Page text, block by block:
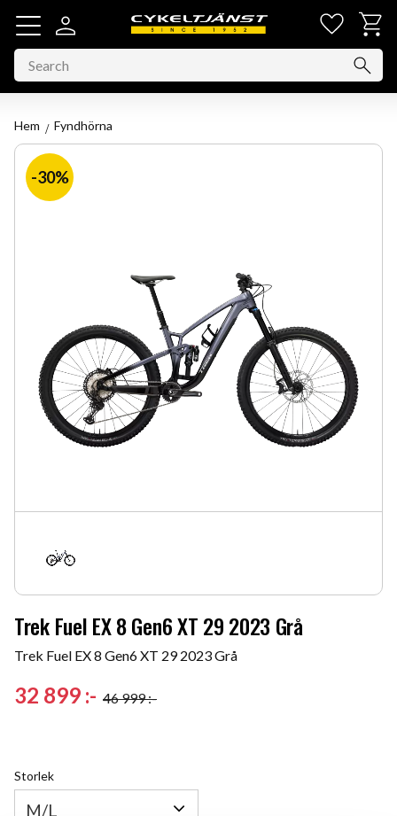
Menu
Basket
Hem Fyndhörna
30%
Trek Fuel EX 8 Gen6 XT 29 2023 Grå
Trek Fuel EX 8 Gen6 XT 29 2023 Grå
Reduced price:
32 899 :- Original price:
46 999:-
Storlek